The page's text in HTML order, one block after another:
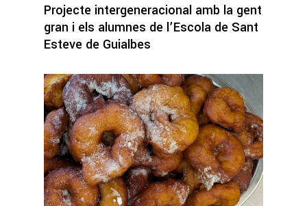
Projecte intergeneracional amb la gent
gran i els alumnes de l’Escola de Sant
Esteve de Guialbes